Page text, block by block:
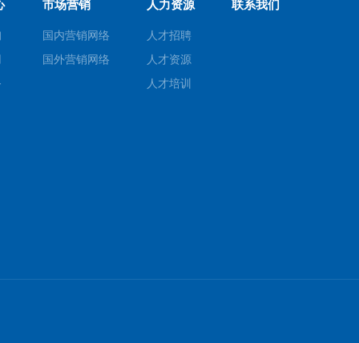
市场营销
国内营销网络
国外营销网络
人力资源
人才招聘
人才资源
人才培训
联系我们